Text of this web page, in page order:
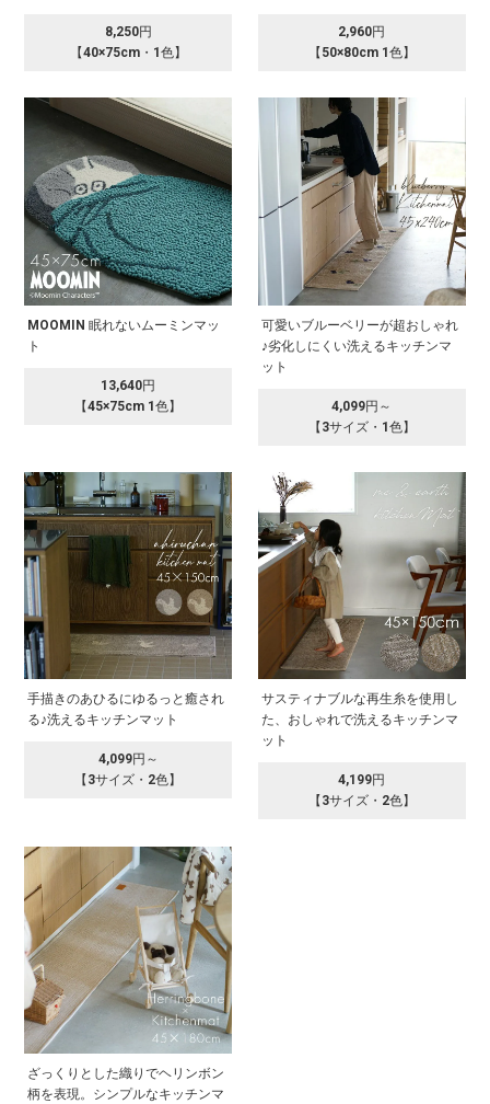
8,250円
【40×75cm・1色】
2,960円
【50×80cm 1色】
MOOMIN 眠れないムーミンマッ
ト
13,640円
【45×75cm 1色】
可愛いブルーベリーが超おしゃれ
♪劣化しにくい洗えるキッチンマ
ット
4,099円～
【3サイズ・1色】
手描きのあひるにゆるっと癒され
る♪洗えるキッチンマット
4,099円～
【3サイズ・2色】
サスティナブルな再生糸を使用し
た、おしゃれで洗えるキッチンマ
ット
4,199円
【3サイズ・2色】
ざっくりとした織りでヘリンボン
柄を表現。シンプルなキッチンマ